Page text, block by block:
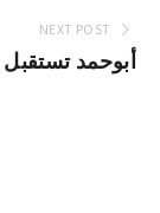
NEXT POST
أبوحمد تستقبل